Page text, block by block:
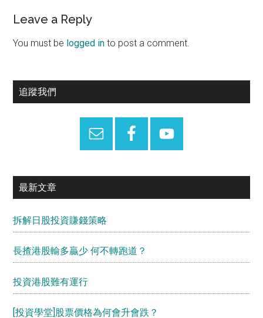
Reader
Interactions
Leave a Reply
You must be logged in to post a comment.
Primary
追蹤我們
最新文章
拆解日股投資賺錢策略
長揸港股輸多贏少 何不轉跑道？
投資港股難有運行
[投資學堂]股票價格為何會升會跌？